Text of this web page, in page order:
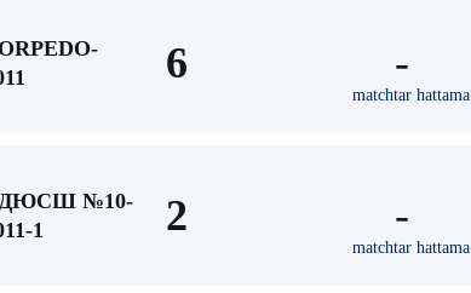
6 -
matchtar hattama
№10-
1
2 -
matchtar hattama